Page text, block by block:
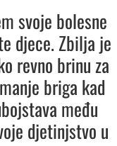
svoje bolesne
djece. Zbilja je
revno brinu za
briga kad
među
djetinjstvo u